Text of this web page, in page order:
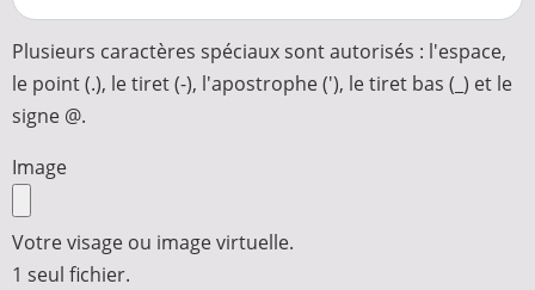
Plusieurs caractères spéciaux sont autorisés : l'espace,
le point (.), le tiret (-), l'apostrophe ('), le tiret bas (_) et le
signe @.
Image
Votre visage ou image virtuelle.
1 seul fichier.